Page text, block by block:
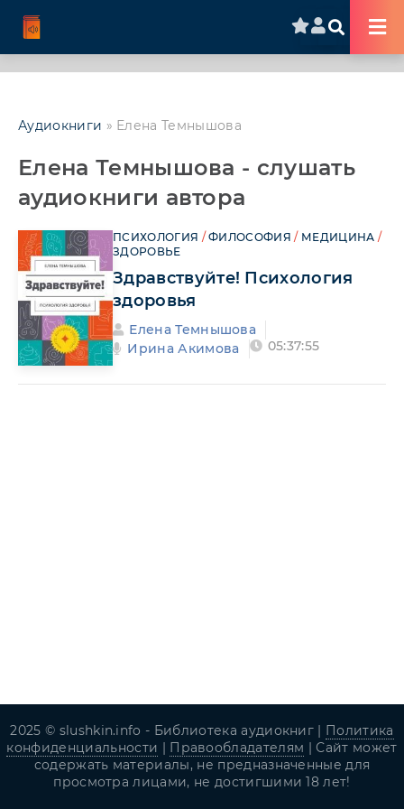
Аудиокниги » Елена Темнышова
Елена Темнышова - слушать
аудиокниги автора
ПСИХОЛОГИЯ /ФИЛОСОФИЯ / МЕДИЦИНА /
ЗДОРОВЬЕ
Здравствуйте! Психология
здоровья
Елена Темнышова
Ирина Акимова
05:37:55
2025 © slushkin.info - Библиотека аудиокниг | Политика
конфиденциальности | Правообладателям | Сайт может
содержать материалы, не предназначенные для
просмотра лицами, не достигшими 18 лет!